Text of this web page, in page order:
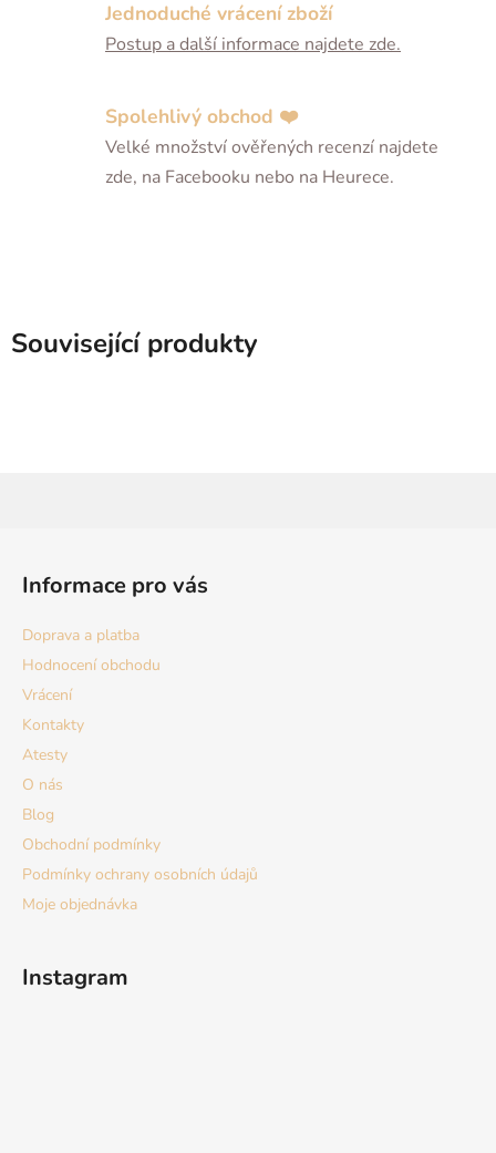
Jednoduché vrácení zboží
Postup a další informace najdete zde.
Spolehlivý obchod ❤️
Velké množství ověřených recenzí najdete
zde, na Facebooku nebo na Heurece.
Související produkty
Informace pro vás
Doprava a platba
Hodnocení obchodu
Vrácení
Kontakty
Atesty
O nás
Blog
Obchodní podmínky
Podmínky ochrany osobních údajů
Moje objednávka
Instagram